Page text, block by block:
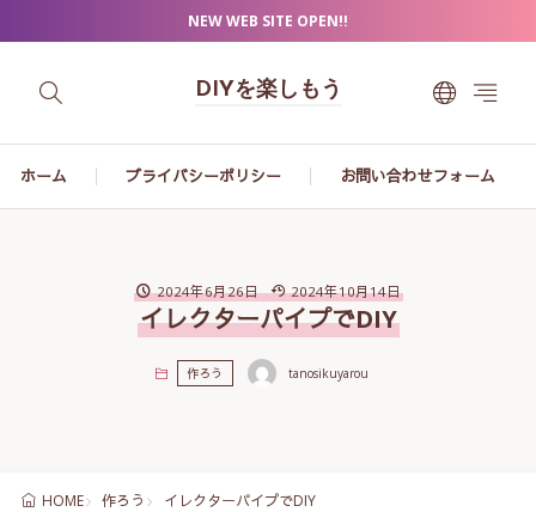
NEW WEB SITE OPEN!!
DIYを楽しもう
ホーム プライバシーポリシー お問い合わせフォーム
2024年6月26日 2024年10月14日
イレクターパイプでDIY
作ろう tanosikuyarou
HOME 作ろう イレクターパイプでDIY